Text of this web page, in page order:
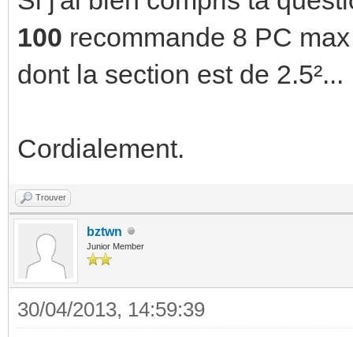
100 recommande 8 PC
dont la section est de 2.5²...
Cordialement.
Trouver
bztwn
Junior Member
30/04/2013, 14:59:39